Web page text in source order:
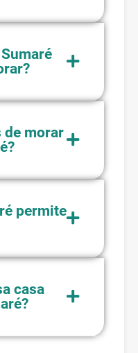
de morar
permite
casa